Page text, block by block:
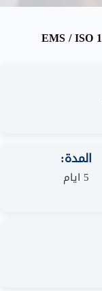
المدة:
5 ايام